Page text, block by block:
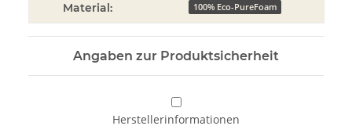
Material: 100% Eco-PureFoam
Angaben zur Produktsicherheit
Herstellerinformationen